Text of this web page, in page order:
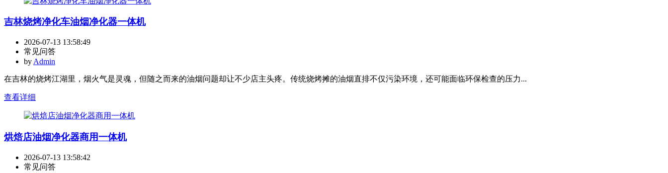
吉林烧烤净化车油烟净化器一体机
2026-07-13 13:58:49
常见问答
by Admin
在吉林的烧烤江湖里，烟火气是灵魂，但随之而来的油烟问题却让不少店主头疼。传统烧烤摊的油烟直排不仅污染环境，还可能面临环保检查的压力...
查看详细
烘焙店油烟净化器商用一体机
2026-07-13 13:58:42
常见问答